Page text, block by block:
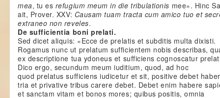
mea, tu es refugium meum in die tribulationis mee». Hinc
ait, Prover. XXV: Causam tuam tracta cum amico tuo et
extraneo non reveles.
De sufficientia boni prelati.
Sed dicet aliquis: «Ecce de prelatis et subditis multa dixisti.
Rogamus nunc ut prelatum sufficientem nobis describas,
ex descriptione tua ydoneus et sufficiens cognoscatur
Dico ergo, secundum meum iuditium, quod, ad hoc
quod prelatus sufficiens iudicetur et sit, positive debet
tria et privative tribus carere debet. Debet enim habere
et sanctam vitam et bonos mores; quibus positis, omnia